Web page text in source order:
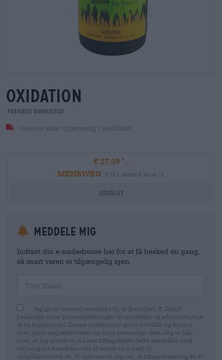
oxidation
Freigeist Bierkultur
Varen er ikke tilgængelig i øjeblikket
€ 27,39
MEHRWEG
0,75 L Bottle € 36,04 / L
Udsolgt
meddele mig
Indtast din e-mailadresse her for at få besked én gang,
så snart varen er tilgængelig igen.
Jeg giver hermed samtykke til, at Bierothek ® GmbH
behandler mine personoplysninger til oprettelse og administration
af en kundekonto. Denne kundekonto giver overblik og kontrol
over mine salgsaktiviteter og mine personlige data. Jeg er klar
over, at jeg til enhver tid kan tilbagekalde dette samtykke med
virkning for fremtiden ved at sende en e-mail til
shop@bierothek.de. Vi informerer dig om, at tilbagetrækning af dit